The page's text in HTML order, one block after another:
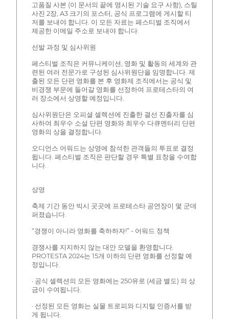
고품질 사본 (이 문서의 끝에 명시된 기술 요구 사항), 스틸
사진 2장, A3 크기의 포스터, 공식 프로그램에 게시할 티
저를 보내야 합니다. 이 모든 자료는 페스티벌 조직에서
제공한 이메일 주소로 보내야 합니다.
선발 과정 및 심사위원
페스티벌 조직은 커뮤니케이션, 영화 및 활동의 세계와 관
련된 여러 전문가로 구성된 심사위원단을 임명합니다. 제
출된 모든 단편 영화를 본 후 영화제 조직에서는 공식 및
비경쟁 부문에 들어갈 영화를 선정하여 프로테스타의 여
러 장소에서 상영할 예정입니다.
심사위원단은 오피셜 셀렉션에 진출한 결선 진출자를 심
사하여 최우수 소설 단편 영화와 최우수 다큐멘터리 단편
영화의 상을 결정합니다.
오디언스 어워드는 상영에 참석한 관객들의 투표로 결정
됩니다. 페스티벌 조직은 판단할 경우 특별 표창을 수여합
니다.
상영
축제 기간 동안 빅시 곳곳에 프로테스타 공연장이 몇 군데
퍼졌습니다.
“경쟁이 아니라 영화를 축하하자!” - 어워드 정책
경쟁사를 지지하지 않는 대안 모델을 환영합니다.
PROTESTA 2024는 15개 이하의 단편 영화를 선정할 예
정입니다.
· 공식 셀렉션의 모든 영화에는 250유로 (세금 별도) 의 상
금이 수여됩니다.
· 선정된 모든 영화는 실물 트로피와 디지털 인증서를 받
게 됩니다.